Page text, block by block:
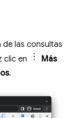
las consultas
clic en
Más
.